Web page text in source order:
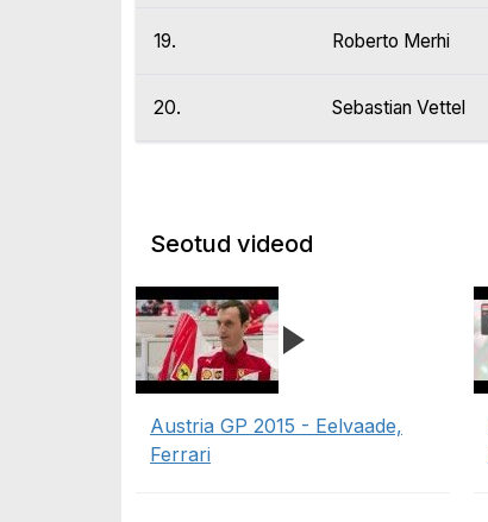
19. Roberto Merhi
20. Sebastian Vettel
Seotud videod
Austria GP 2015 - Eelvaade,
Ferrari